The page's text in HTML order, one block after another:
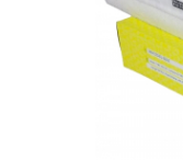
Solutii intretinere auto
Ulei de transmisie